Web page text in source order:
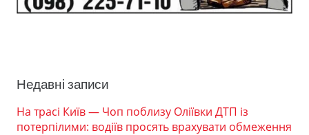
Недавні записи
На трасі Київ — Чоп поблизу Оліївки ДТП із
потерпілими: водіїв просять врахувати обмеження